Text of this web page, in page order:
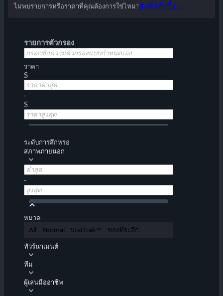
ไม่พบรายการหรือราคาที่คุณต้องการใช่ไหม?ส่งคำสั่งซื้อ...
รายการตัวกรอง
ราคา
$
-
$
ระดับการสึกหรอ
สภาพภายนอก
-
หมวด
All Normal StatTrak™ ของที่ระลึก
ทัวร์นาเมนต์
ทีม
ผู้เล่นมืออาชีพ